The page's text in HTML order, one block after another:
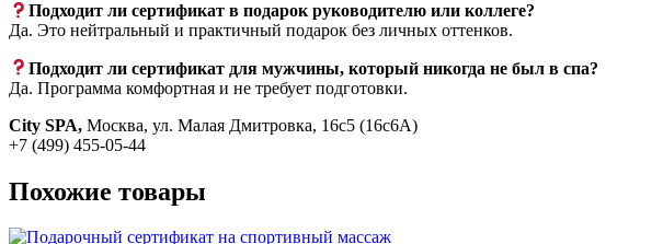
Подходит ли сертификат в подарок руководителю или коллеге?
Да. Это нейтральный и практичный подарок без личных оттенков.
Подходит ли сертификат для мужчины, который никогда не был в спа?
Да. Программа комфортная и не требует подготовки.
City SPA, Москва, ул. Малая Дмитровка, 16с5 (16с6А)
+7 (499) 455-05-44
Похожие товары